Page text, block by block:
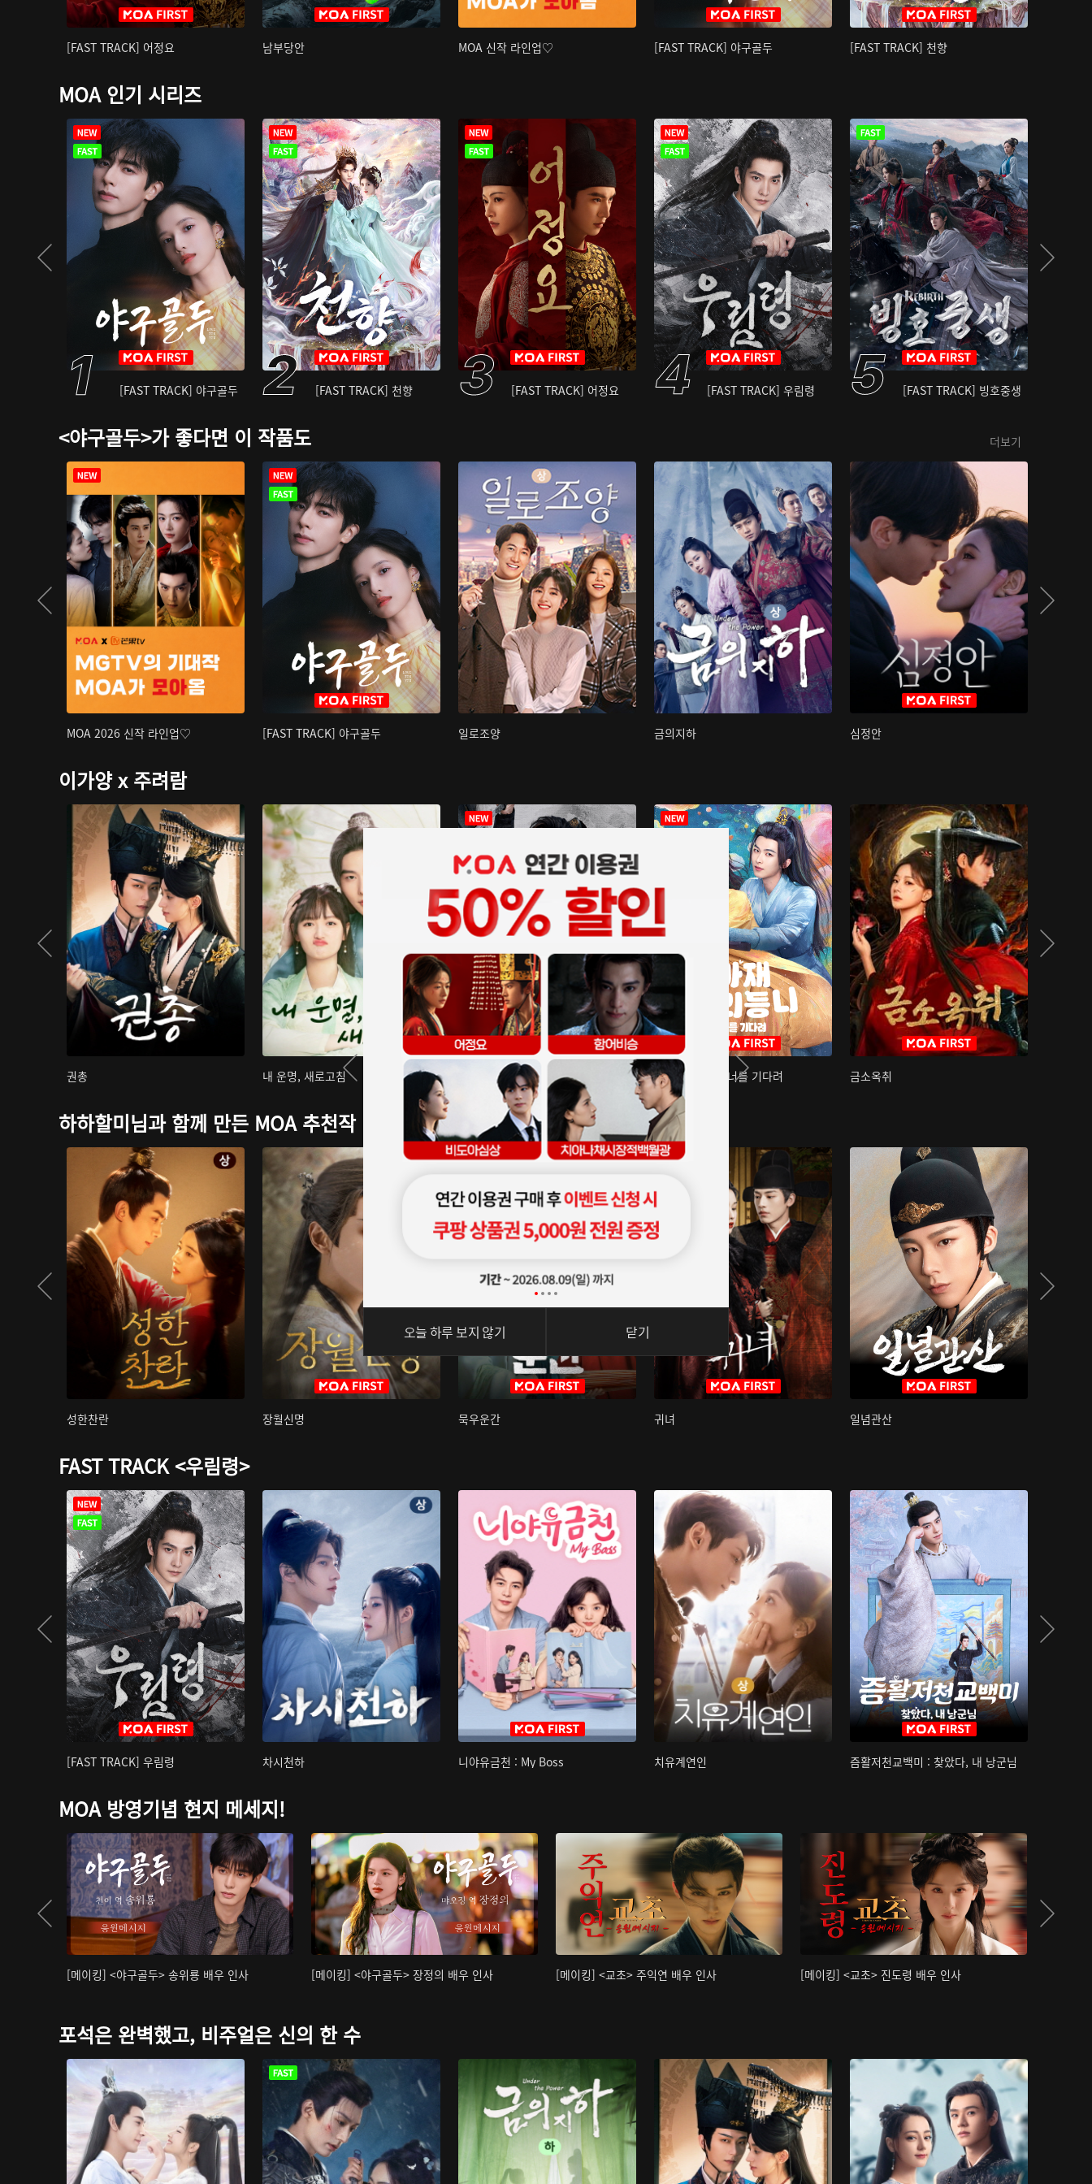
[FAST TRACK] 어정요 남부당안 MOA 신작 라인업♡ [FAST TRACK] 야구골두 [FAST TRACK] 천향
MOA 인기 시리즈
[FAST TRACK] 야구골두 [FAST TRACK] 천향 [FAST TRACK] 어정요 [FAST TRACK] 우림령 [FAST TRACK] 빙호중생
<야구골두>가 좋다면 이 작품도 더보기
MOA 2026 신작 라인업♡ [FAST TRACK] 야구골두 일로조양 금의지하 심정안
이가양 x 주려람
권총 내 운명, 새로고침 아재저리등니 : 너를 기다려 금소옥취
하하할미님과 함께 만든 MOA 추천작
성한찬란 장월신명 묵우운간 귀녀 일념관산
FAST TRACK <우림령>
[FAST TRACK] 우림령 차시천하 니야유금천 : My Boss 치유계연인 즘활저천교백미 : 찾았다, 내 낭군님
MOA 방영기념 현지 메세지!
[메이킹] <야구골두> 송위룡 배우 인사 [메이킹] <야구골두> 장정의 배우 인사 [메이킹] <교초> 주익연 배우 인사 [메이킹] <교초> 진도령 배우 인사
포석은 완벽했고, 비주얼은 신의 한 수
오늘 하루 보지 않기 닫기